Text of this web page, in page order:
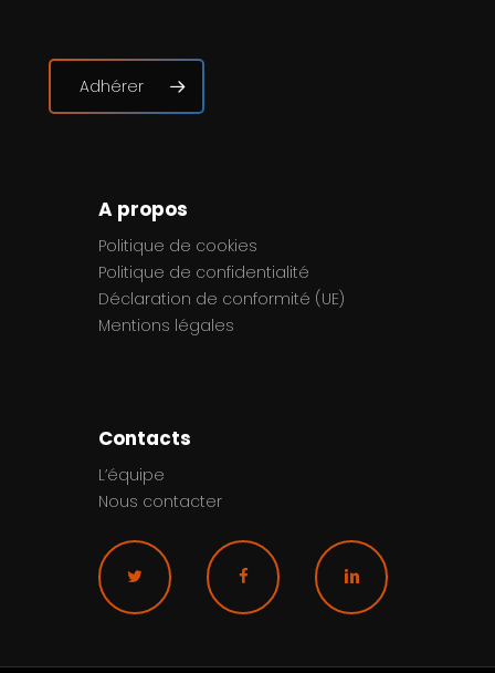
Adhérer
A propos
Politique de cookies
Politique de confidentialité
Déclaration de conformité (UE)
Mentions légales
Contacts
L’équipe
Nous contacter